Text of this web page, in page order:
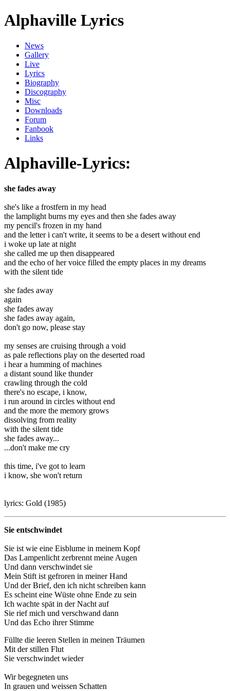
Alphaville Lyrics
News
Gallery
Live
Lyrics
Biography
Discography
Misc
Downloads
Forum
Fanbook
Links
Alphaville-Lyrics:
she fades away
she's like a frostfern in my head
the lamplight burns my eyes and then she fades away
my pencil's frozen in my hand
and the letter i can't write, it seems to be a desert without end
i woke up late at night
she called me up then disappeared
and the echo of her voice filled the empty places in my dreams
with the silent tide
she fades away
again
she fades away
she fades away again,
don't go now, please stay
my senses are cruising through a void
as pale reflections play on the deserted road
i hear a humming of machines
a distant sound like thunder
crawling through the cold
there's no escape, i know,
i run around in circles without end
and the more the memory grows
dissolving from reality
with the silent tide
she fades away...
...don't make me cry
this time, i've got to learn
i know, she won't return
lyrics: Gold (1985)
Sie entschwindet
Sie ist wie eine Eisblume in meinem Kopf
Das Lampenlicht zerbrennt meine Augen
Und dann verschwindet sie
Mein Stift ist gefroren in meiner Hand
Und der Brief, den ich nicht schreiben kann
Es scheint eine Wüste ohne Ende zu sein
Ich wachte spät in der Nacht auf
Sie rief mich und verschwand dann
Und das Echo ihrer Stimme
Füllte die leeren Stellen in meinen Träumen
Mit der stillen Flut
Sie verschwindet wieder
Wir begegneten uns
In grauen und weissen Schatten